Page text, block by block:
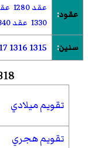
عقود:
عقد 1280 عقد
1330 عقد 1340
سنين:
1315
1316
1318 في
تقويم ميلادي
تقويم هجري